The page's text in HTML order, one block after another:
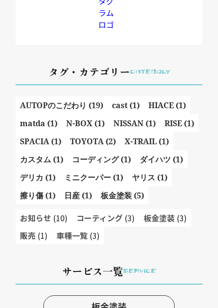
タグ・カテゴリー CATEGOLY
AUTOPのこだわり (19) cast (1)
HIACE (1)
matda (1)
N-BOX (1) NISSAN (1)
RISE (1)
SPACIA (1)
TOYOTA (2)
X-TRAIL (1)
カスタム (1)
コーディング (1)
ダイハツ (1)
デリカ (1)
ミニクーパー (1)
ヤリス (1)
擦り傷 (1)
日産 (1) 板金塗装 (5)
お知らせ (10) コーティング (3) 板金塗装 (3)
販売 (1) 車種一覧 (3)
サービス一覧SERVICE